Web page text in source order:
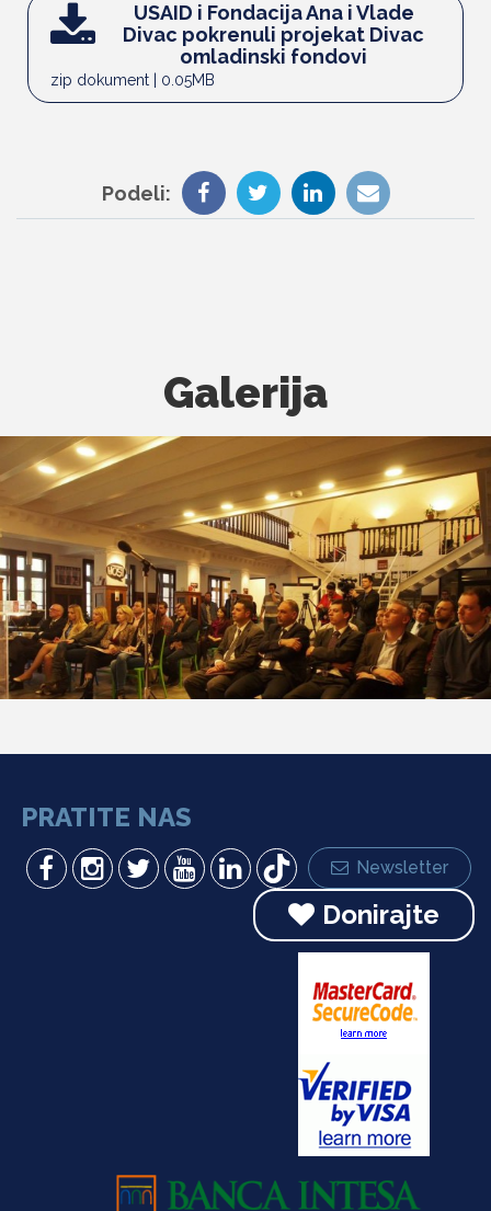
USAID i Fondacija Ana i Vlade
Divac pokrenuli projekat Divac
omladinski fondovi
zip dokument | 0.05MB
Podeli:
Galerija
PRATITE NAS
Newsletter
Donirajte